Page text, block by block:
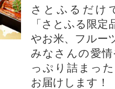
さとふるだけ
「さとふる限
やお米、フルー
みなさんの愛
っぷり詰まっ
お届けします！